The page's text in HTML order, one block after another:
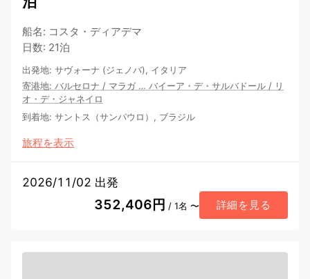
船名: コスタ・ディアデマ
日数: 21泊
出発地: サヴォーナ (ジェノバ), イタリア
寄港地: バルセロナ / マラガ … バイーア・デ・サルバドール / リ
オ・デ・ジャネイロ
到着地: サントス（サンパウロ）, ブラジル
旅程を表示
2026/11/02 出発
352,406円 / 1名 〜 詳細を見る